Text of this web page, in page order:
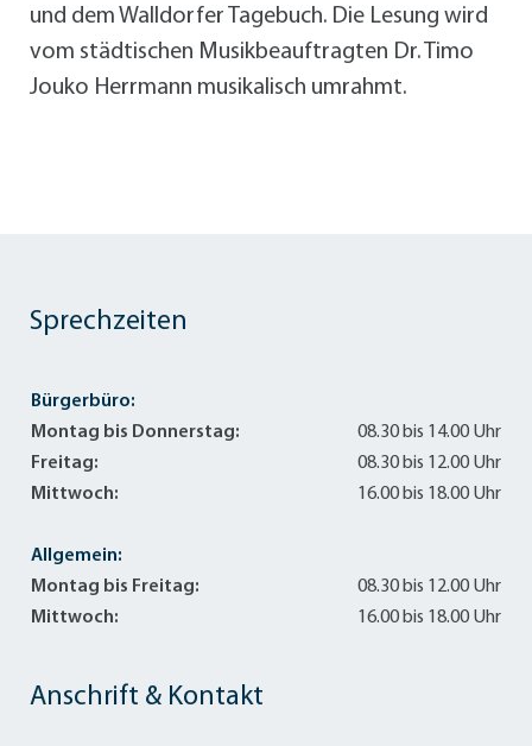
und dem Walldorfer Tagebuch. Die Lesung wird
vom städtischen Musikbeauftragten Dr. Timo
Jouko Herrmann musikalisch umrahmt.
Anschrift & Kontakt
Sprechzeiten
Bürgerbüro:
Montag bis Donnerstag:
08.30 bis 14.00 Uhr
Freitag:
08.30 bis 12.00 Uhr
Mittwoch:
16.00 bis 18.00 Uhr
Allgemein:
Montag bis Freitag:
08.30 bis 12.00 Uhr
Mittwoch:
16.00 bis 18.00 Uhr